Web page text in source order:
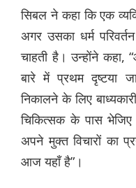
सिबल ने कहा कि एक
अगर उसका धर्म
चाहती है। उन्होंने
बारे में प्रथम दृष्टया
निकालने के लिए
चिकित्सक के पास भेजिए
अपने मुक्त विचारों का
आज यहाँ है”।